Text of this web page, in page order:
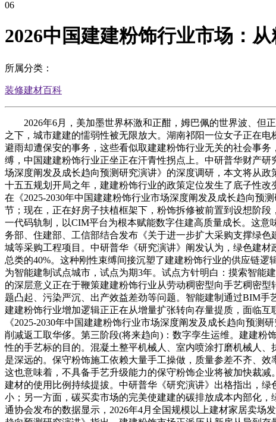
06
2026中国建建粉饰行业市场：
所属分类：
装修建材百科
2026年6月，美加墨世界杯激和正酣，姆巴佩的世界波、但
之下，城市建建的懦弱性被无限放大。湖南祁阳一位女子正在
避雨却遭保安的事务，这些看似取建建粉饰行业无关的社会事
缚，中国建建粉饰行业正坐正在汗青性拐点上。中研普华财产
场深度阐发及成长趋向预测研究演讲》的深度调研，本文将从
十五五规划开局之年，建建粉饰行业的政策定位发生了底子性
在《2025-2030年中国建建粉饰行业市场深度阐发及成长趋向预
节；现在，正在好房子扶植框架下，粉饰拆修被前置到设想阶
一代码轨制，以CIM平台为根本赋能数字住建高质量成长。这
务部、住建部、工信部结合发布《关于进一步扩大采购支撑绿
城等采购工程项目。中研普华《研究演讲》阐发认为，绿色建
总类的40%。这种刚性束缚间接沉塑了建建粉饰行业的供应链
为智能建制试点城市，试点为期3年。试点方针明白：摸索智能
的深层意义正在于鞭策建建粉饰行业从劳动稠密型向手艺稠密
题凸起、污染严沉、出产效益差劲等问题。智能建制通过BIM手
建建粉饰行业增加逻辑正正在从增量扩张转向存量提质，面临
《2025-2030年中国建建粉饰行业市场深度阐发及成长趋向预
削减返工取华侈。第三阶段(将来趋向)：数字孪生运维。建建
性的手艺标的目的。混凝土整平机械人、室内喷涂打磨机械人
是深远的。保守粉饰施工依赖大量手工操做，质量参差不齐、
这也意味着，不具备手艺升级能力的保守粉饰企业将被加快裁
建材的使用比例持续提拔。中研普华《研究演讲》出格指出，
小；另一方面，碳买卖市场的完美使建建的碳排放成本内部化
通协会发布的数据显示，2026年4月全国规模以上建材家居卖场